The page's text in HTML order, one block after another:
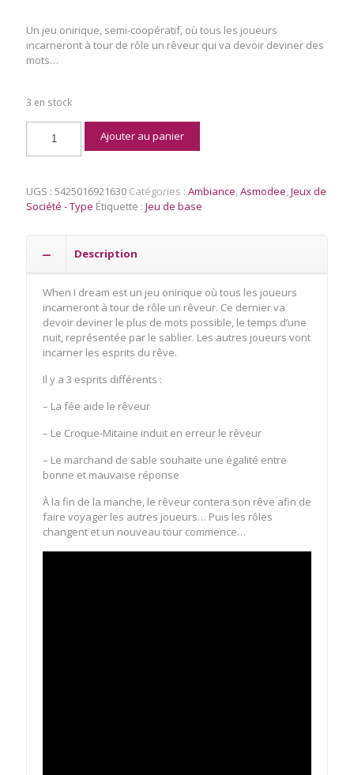
Un jeu onirique, semi-coopératif, où tous les joueurs
incarneront à tour de rôle un rêveur qui va devoir deviner des
mots…
3 en stock
When
Dream
Ajouter au panier
UGS : 5425016921630 Catégories : Ambiance,Asmodee,Jeux de
Société - Type Étiquette : Jeu de base
Description
When I dream est un jeu onirique où tous les joueurs
incarneront à tour de rôle un rêveur. Ce dernier va
devoir deviner le plus de mots possible, le temps d’une
nuit, représentée par le sablier. Les autres joueurs vont
incarner les esprits du rêve.
Il y a 3 esprits différents :
– La fée aide le rêveur
– Le Croque-Mitaine induit en erreur le rêveur
– Le marchand de sable souhaite une égalité entre
bonne et mauvaise réponse
À la fin de la manche, le rêveur contera son rêve afin de
faire voyager les autres joueurs… Puis les rôles
changent et un nouveau tour commence…